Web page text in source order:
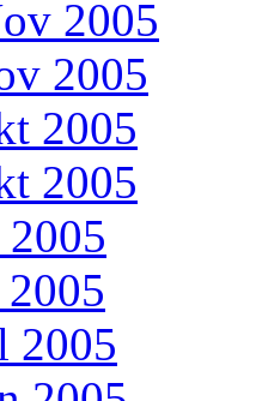
2005
2005
2005
2005
2005